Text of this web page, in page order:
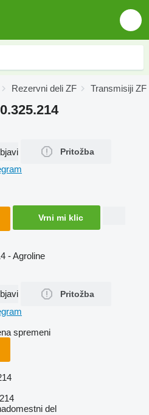
Rezervni deli ZF Transmisiji ZF
Pritožba
Vrni mi klic
Pritožba
spremeni
del